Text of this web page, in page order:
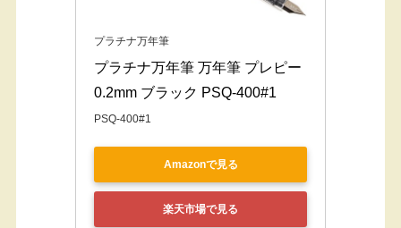
プラチナ万年筆
プラチナ万年筆 万年筆 プレピー
0.2mm ブラック PSQ-400#1
PSQ-400#1
Amazonで見る
楽天市場で見る